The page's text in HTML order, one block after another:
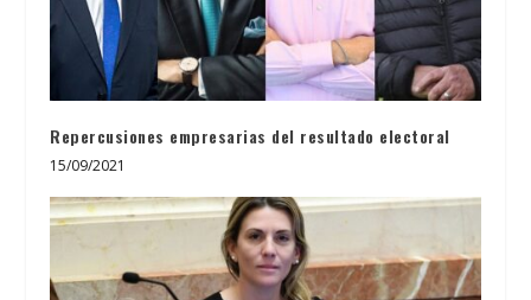
Repercusiones empresarias del resultado electoral
15/09/2021